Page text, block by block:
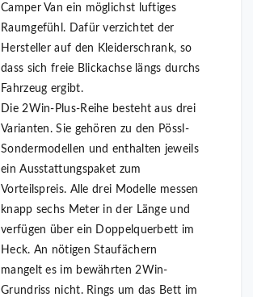
Camper Van ein möglichst luftiges
Raumgefühl. Dafür verzichtet der
Hersteller auf den Kleiderschrank, so
dass sich freie Blickachse längs durchs
Fahrzeug ergibt.
Die 2Win-Plus-Reihe besteht aus drei
Varianten. Sie gehören zu den Pössl-
Sondermodellen und enthalten jeweils
ein Ausstattungspaket zum
Vorteilspreis. Alle drei Modelle messen
knapp sechs Meter in der Länge und
verfügen über ein Doppelquerbett im
Heck. An nötigen Staufächern
mangelt es im bewährten 2Win-
Grundriss nicht. Rings um das Bett im